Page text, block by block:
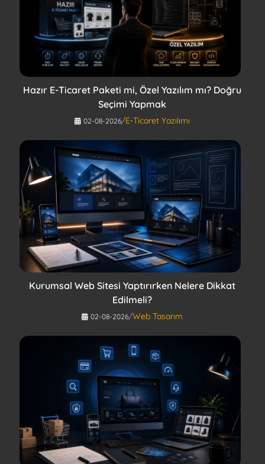
Hazır E-Ticaret Paketi mi, Özel Yazılım mı? Doğru
Seçimi Yapmak
02-08-2026/E-Ticaret Yazılımı
Kurumsal Web Sitesi Yaptırırken Nelere Dikkat
Edilmeli?
02-08-2026/Web Tasarım